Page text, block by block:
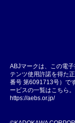
ABJマークは、この電
テンツ使用許諾を得た
番号 第6091713号）で
ービスの一覧はこちら。
https://aebs.or.jp/